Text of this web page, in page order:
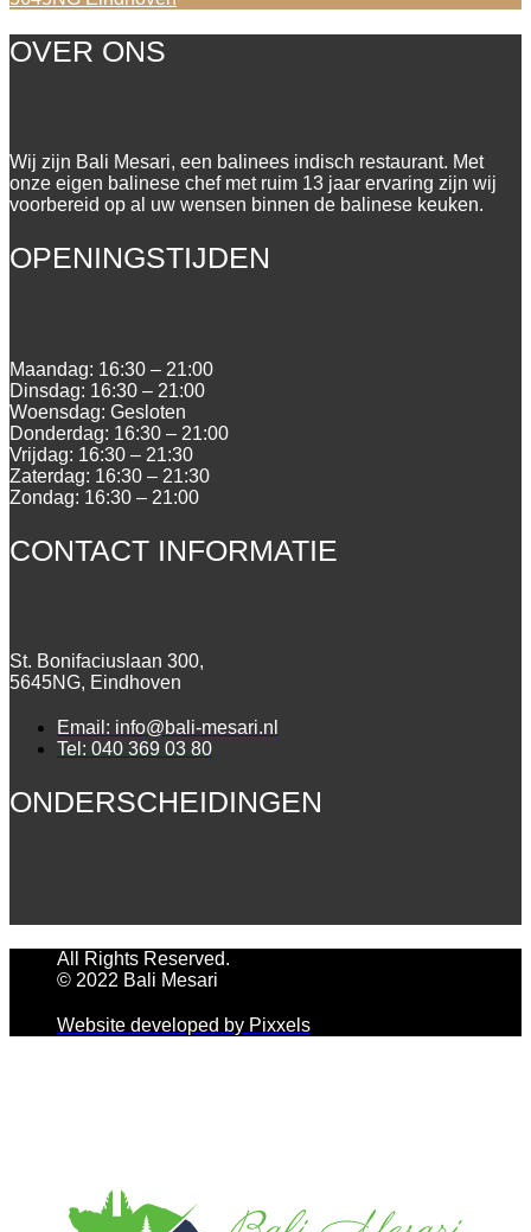
OVER ONS
Wij zijn Bali Mesari, een balinees indisch restaurant. Met
onze eigen balinese chef met ruim 13 jaar ervaring zijn wij
voorbereid op al uw wensen binnen de balinese keuken.
OPENINGSTIJDEN
Maandag: 16:30 – 21:00
Dinsdag: 16:30 – 21:00
Woensdag: Gesloten
Donderdag: 16:30 – 21:00
Vrijdag: 16:30 – 21:30
Zaterdag: 16:30 – 21:30
Zondag: 16:30 – 21:00
CONTACT INFORMATIE
St. Bonifaciuslaan 300,
5645NG, Eindhoven
Email: info@bali-mesari.nl
Tel: 040 369 03 80
ONDERSCHEIDINGEN
All Rights Reserved.
© 2022 Bali Mesari
Website developed by Pixxels